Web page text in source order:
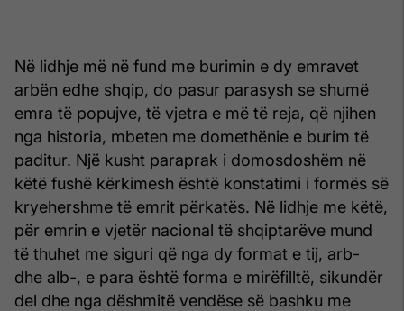
Në lidhje më në fund me burimin e dy emravet
arbën edhe shqip, do pasur parasysh se shumë
emra të popujve, të vjetra e më të reja, që njihen
nga historia, mbeten me domethënie e burim të
paditur. Një kusht paraprak i domosdoshëm në
këtë fushë kërkimesh është konstatimi i formës së
kryehershme të emrit përkatës. Në lidhje me këtë,
për emrin e vjetër nacional të shqiptarëve mund
të thuhet me siguri që nga dy format e tij, arb-
dhe alb-, e para është forma e mirëfilltë, sikundër
del dhe nga dëshmitë vendëse së bashku me